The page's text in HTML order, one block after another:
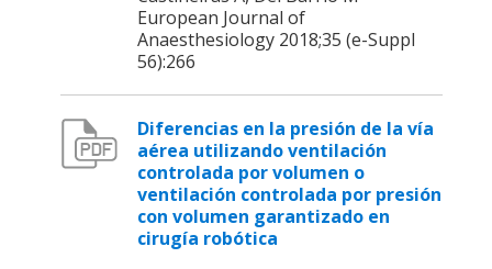
European Journal of
Anaesthesiology 2018;35 (e-Suppl
56):266
Diferencias en la presión de la vía
aérea utilizando ventilación
controlada por volumen o
ventilación controlada por presión
con volumen garantizado en
cirugía robótica